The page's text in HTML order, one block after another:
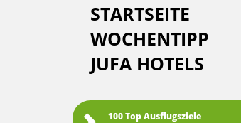
STARTSEITE
WOCHENTIPP
JUFA HOTELS
100 Top Ausflugsziele